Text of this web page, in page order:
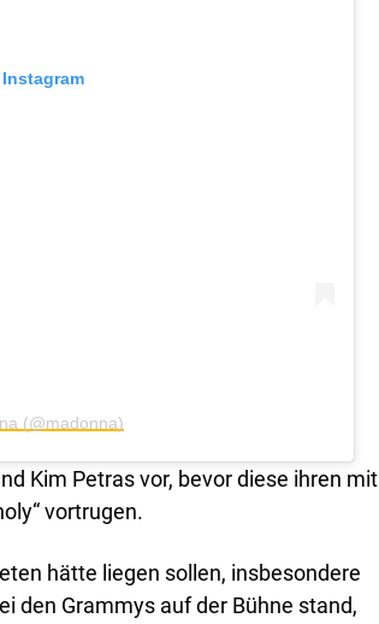
(@madonna)
Kim Petras vor, bevor diese ihren mit
vortrugen.
hätte liegen sollen, insbesondere
den Grammys auf der Bühne stand,